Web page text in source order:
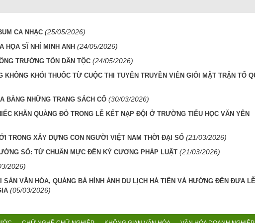
CA NHẠC (25/05/2026)
HỌA SĨ NHÍ MINH ANH (24/05/2026)
TRƯỜNG TỒN DÂN TỘC (24/05/2026)
KHÓI THUỐC TỪ CUỘC THI TUYÊN TRUYỀN VIÊN GIỎI MẶT TRẬN TỔ
BẰNG NHỮNG TRANG SÁCH CỔ (30/03/2026)
KHĂN QUÀNG ĐỎ TRONG LỄ KẾT NẠP ĐỘI Ở TRƯỜNG TIỂU HỌC VĂN YÊN
TRONG XÂY DỰNG CON NGƯỜI VIỆT NAM THỜI ĐẠI SỐ (21/03/2026)
SỐ: TỪ CHUẨN MỰC ĐẾN KỶ CƯƠNG PHÁP LUẬT (21/03/2026)
2026)
SẢN VĂN HÓA, QUẢNG BÁ HÌNH ẢNH DU LỊCH HÀ TIÊN VÀ HƯỚNG ĐẾN ĐƯA LỄ
(05/03/2026)